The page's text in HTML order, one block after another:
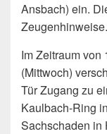
Ansbach) ein.
Zeugenhinweise.
Im Zeitraum von
(Mittwoch)
Tür Zugang zu
Kaulbach-Ring
Sachschaden in